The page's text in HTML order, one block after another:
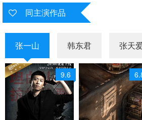
同主演作品
张一山 韩东君 张天
9.6